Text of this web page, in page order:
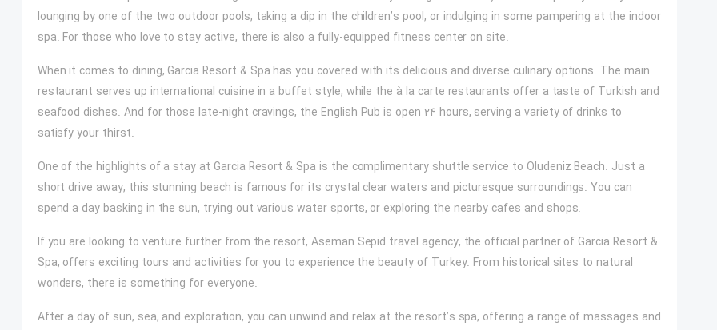
lounging by one of the two outdoor pools, taking a dip in the children’s pool, or indulging in some pampering at the indoor
spa. For those who love to stay active, there is also a fully-equipped fitness center on site.
When it comes to dining, Garcia Resort & Spa has you covered with its delicious and diverse culinary options. The main
restaurant serves up international cuisine in a buffet style, while the à la carte restaurants offer a taste of Turkish and
seafood dishes. And for those late-night cravings, the English Pub is open 24 hours, serving a variety of drinks to
satisfy your thirst.
One of the highlights of a stay at Garcia Resort & Spa is the complimentary shuttle service to Oludeniz Beach. Just a
short drive away, this stunning beach is famous for its crystal clear waters and picturesque surroundings. You can
spend a day basking in the sun, trying out various water sports, or exploring the nearby cafes and shops.
If you are looking to venture further from the resort, Aseman Sepid travel agency, the official partner of Garcia Resort &
Spa, offers exciting tours and activities for you to experience the beauty of Turkey. From historical sites to natural
wonders, there is something for everyone.
After a day of sun, sea, and exploration, you can unwind and relax at the resort’s spa, offering a range of massages and